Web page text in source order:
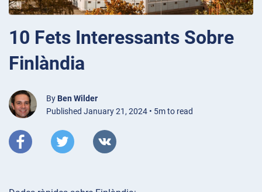
10 Fets Interessants Sobre
Finlàndia
By Ben Wilder
Published January 21, 2024 • 5m to read